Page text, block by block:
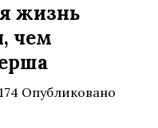
жизнь
чем
174 Опубликовано